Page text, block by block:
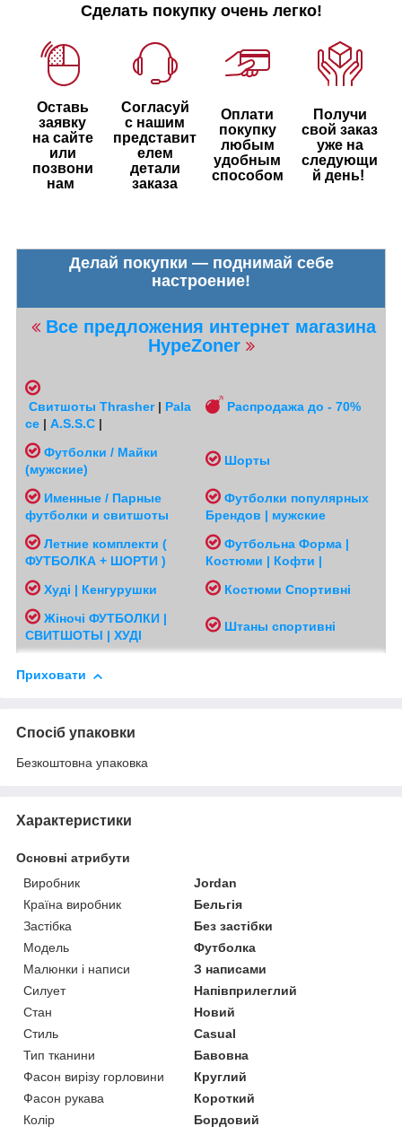
Сделать покупку очень легко!
Оставь
заявку
на сайте
или
позвони
нам
Согласуй
с нашим
представит
елем
детали
заказа
Оплати
покупку
любым
удобным
способом
Получи
свой заказ
уже на
следующи
й день!
Делай покупки — поднимай себе
настроение!
Все предложения интернет магазина
HypeZoner
Свитшоты Thrasher| Pala
ce | A.S.S.C |
Распродажа до - 70%
Футболки / Майки
(мужские)
Шорты
Именные / Парные
футболки и свитшоты
Футболки популярных
Брендов | мужские
Летние комплекти (
ФУТБОЛКА + ШОРТИ )
Футбольна Форма |
Костюми | Кофти |
Худі | Кенгурушки
Костюми Спортивні
Жіночі ФУТБОЛКИ |
СВИТШОТЫ | ХУДІ
Штаны спортивні
Приховати
Спосіб упаковки
Безкоштовна упаковка
Характеристики
Основні атрибути
Виробник
Jordan
Країна виробник
Бельгія
Застібка
Без застібки
Модель
Футболка
Малюнки і написи
З написами
Силует
Напівприлеглий
Стан
Новий
Стиль
Casual
Тип тканини
Бавовна
Фасон вирізу горловини
Круглий
Фасон рукава
Короткий
Колір
Бордовий